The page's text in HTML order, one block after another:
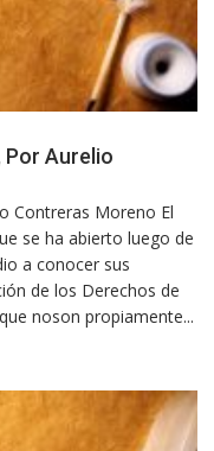
Por Aurelio
Contreras Moreno El
se ha abierto luego de
a conocer sus
de los Derechos de
noson propiamente...